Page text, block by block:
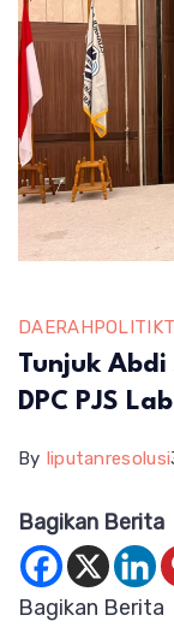
DAERAHPOLITIK
Tunjuk Abdi
DPC PJS
By liputanresolusi
Bagikan Berita
Bagikan Berita